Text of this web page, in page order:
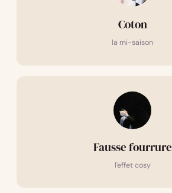
Coton
la mi-saison
Fausse fourrure
l'effet cosy